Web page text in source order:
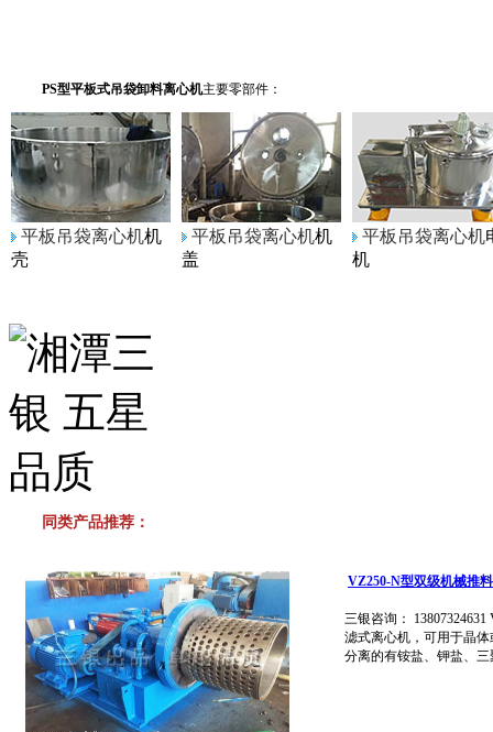
PS型平板式吊袋卸料离心机主要零部件：
平板吊袋离心机机
壳
平板吊袋离心机机
盖
平板吊袋离心机
机
同类产品推荐：
VZ250-N型双级机械推
三银咨询：
滤式离心机，可用于晶
分离的有铵盐、钾盐、三